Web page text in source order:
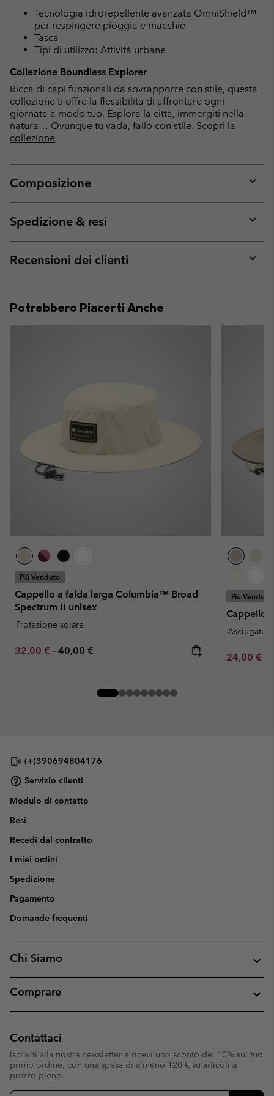
Tecnologia idrorepellente avanzata OmniShield™
per respingere pioggia e macchie
Tasca
Tipi di utilizzo: Attività urbane
Collezione Boundless Explorer
Ricca di capi funzionali da sovrapporre con stile, questa
collezione ti offre la flessibilità di affrontare ogni
giornata a modo tuo. Esplora la città, immergiti nella
natura… Ovunque tu vada, fallo con stile. Scopri la
collezione
Composizione
or
Spedizione & resi
or
Recensioni dei clienti
or
Potrebbero Piacerti Anche
Più Venduto
Cappello a falda larga Columbia™ Broad
Spectrum II unisex
Protezione solare
Minimum sale price:
32,00 € - Maximum price:
40,00 €
Più Venduto
Cappello
Minimum
24,00 €
(+)390694804176
Servizio clienti
Modulo di contatto
Resi
Recedi dal contratto
I miei ordini
Spedizione
Pagamento
Domande frequenti
Chi Siamo
Comprare
Contattaci
Iscriviti alla nostra newsletter e ricevi uno sconto del 10% sul tuo
primo ordine, con una spesa di almeno 120 € su articoli a
prezzo pieno.